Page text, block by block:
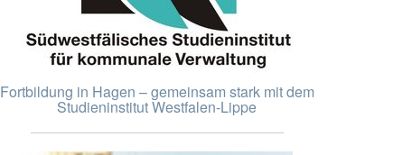
Fortbildung in Hagen – gemeinsam stark mit dem
Studieninstitut Westfalen-Lippe